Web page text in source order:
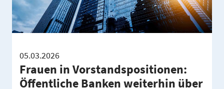
05.03.2026
Frauen in Vorstandspositionen:
Öffentliche Banken weiterhin über